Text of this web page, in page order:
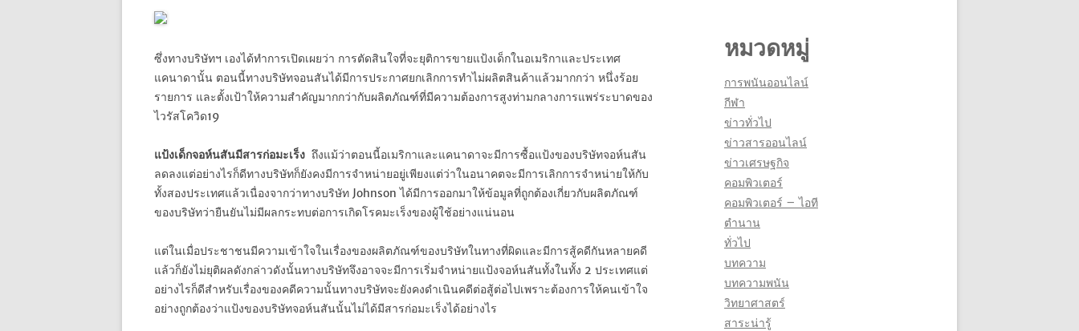
ซึ่งทางบริษัทฯ เองได้ทำการเปิดเผยว่า การตัดสินใจที่จะยุติการขายแป้งเด็กในอเมริกาและประเทศ
แคนาดานั้น ตอนนี้ทางบริษัทจอนสันได้มีการประกาศยกเลิกการทำไม่ผลิตสินค้าแล้วมากกว่า หนึ่งร้อย
รายการ และตั้งเป้าให้ความสำคัญมากกว่ากับผลิตภัณฑ์ที่มีความต้องการสูงท่ามกลางการแพร่ระบาดของ
ไวรัสโควิด19
แป้งเด็กจอห์นสันมีสารก่อมะเร็ง ถึงแม้ว่าตอนนี้อเมริกาและแคนาดาจะมีการซื้อแป้งของบริษัทจอห์นสัน
ลดลงแต่อย่างไรก็ดีทางบริษัทก็ยังคงมีการจำหน่ายอยู่เพียงแต่ว่าในอนาคตจะมีการเลิกการจำหน่ายให้กับ
ทั้งสองประเทศแล้วเนื่องจากว่าทางบริษัท Johnson ได้มีการออกมาให้ข้อมูลที่ถูกต้องเกี่ยวกับผลิตภัณฑ์
ของบริษัทว่ายืนยันไม่มีผลกระทบต่อการเกิดโรคมะเร็งของผู้ใช้อย่างแน่นอน
แต่ในเมื่อประชาชนมีความเข้าใจในเรื่องของผลิตภัณฑ์ของบริษัทในทางที่ผิดและมีการสู้คดีกันหลายคดี
แล้วก็ยังไม่ยุติผลดังกล่าวดังนั้นทางบริษัทจึงอาจจะมีการเริ่มจำหน่ายแป้งจอห์นสันทั้งในทั้ง 2 ประเทศแต่
อย่างไรก็ดีสำหรับเรื่องของคดีความนั้นทางบริษัทจะยังคงดำเนินคดีต่อสู้ต่อไปเพราะต้องการให้คนเข้าใจ
อย่างถูกต้องว่าแป้งของบริษัทจอห์นสันนั้นไม่ได้มีสารก่อมะเร็งได้อย่างไร
หมวดหมู่
การพนันออนไลน์
กีฬา
ข่าวทั่วไป
ข่าวสารออนไลน์
ข่าวเศรษฐกิจ
คอมพิวเตอร์
คอมพิวเตอร์ – ไอที
ตำนาน
ทั่วไป
บทความ
บทความพนัน
วิทยาศาสตร์
สาระน่ารู้